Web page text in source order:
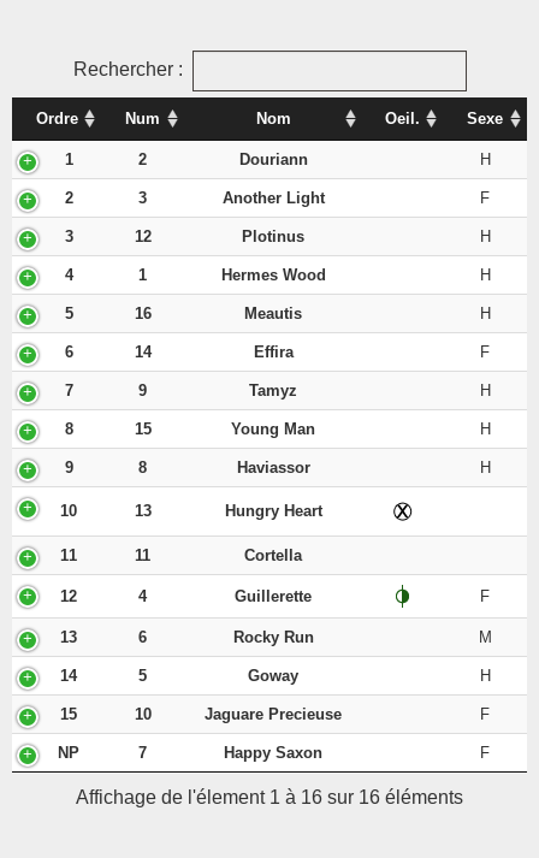
Rechercher :
Ordre Num Nom Oeil. Sexe
1 2 Douriann H
2 3 Another Light F
3 12 Plotinus H
4 1 Hermes Wood H
5 16 Meautis H
6 14 Effira F
7 9 Tamyz H
8 15 Young Man H
9 8 Haviassor H
10 13 Hungry Heart
11 11 Cortella
12 4 Guillerette F
13 6 Rocky Run M
14 5 Goway H
15 10 Jaguare Precieuse F
NP 7 Happy Saxon F
Affichage de l'élement 1 à 16 sur 16 éléments